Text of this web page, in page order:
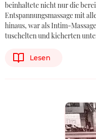
beinhaltete nicht nur die
Entspannungsmassage mit
hinaus, war als Intim-
tuschelten und kicherten
Lesen